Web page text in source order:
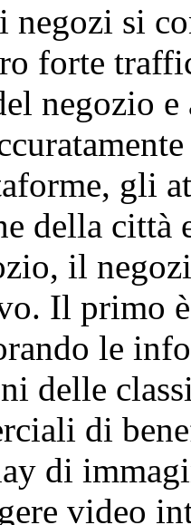
negozi si
forte
negozio
gli
della
il
Il primo
le
delle
di
di
video